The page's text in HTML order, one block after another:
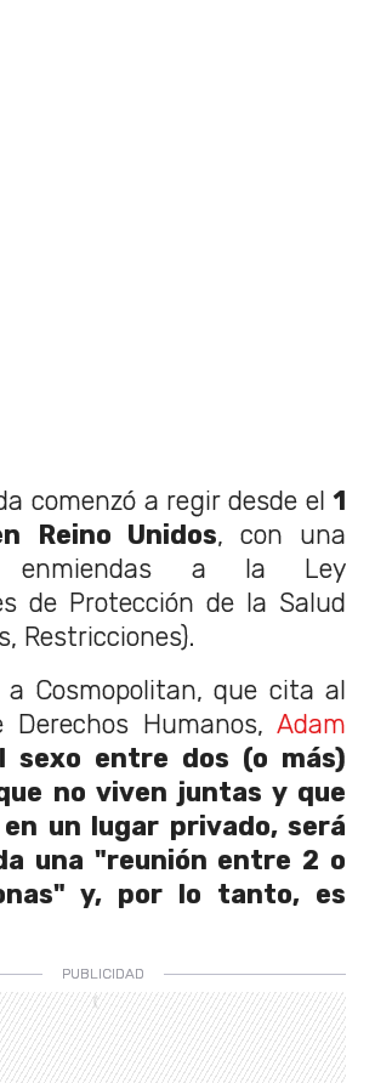
comenzó a regir desde el1
Reino Unidos, con una
enmiendas a la Ley
de Protección de la Salud
Restricciones).
a Cosmopolitan, que cita al
Derechos Humanos, Adam
sexo entre dos (o más)
no viven juntas y que
un lugar privado, será
una "reunión entre 2 o
y, por lo tanto, es